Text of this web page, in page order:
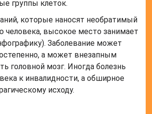
группы клеток.
которые наносят необратимый
человека, высокое место занимает
Заболевание может
а может внезапным
головной мозг. Иногда болезнь
к инвалидности, а обширное
исходу.